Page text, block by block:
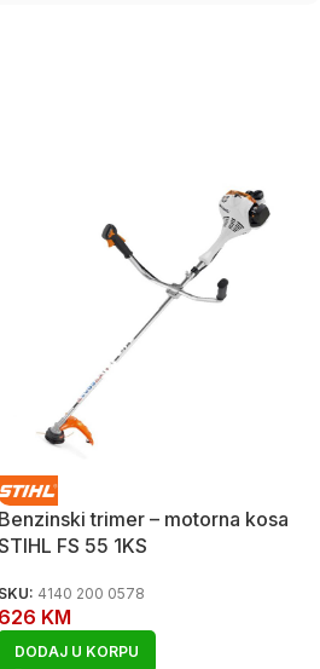
Benzinski trimer – motorna kosa
FS 55 1KS
SKU: 4140 200 0578
626 KM
DODAJ U KORPU